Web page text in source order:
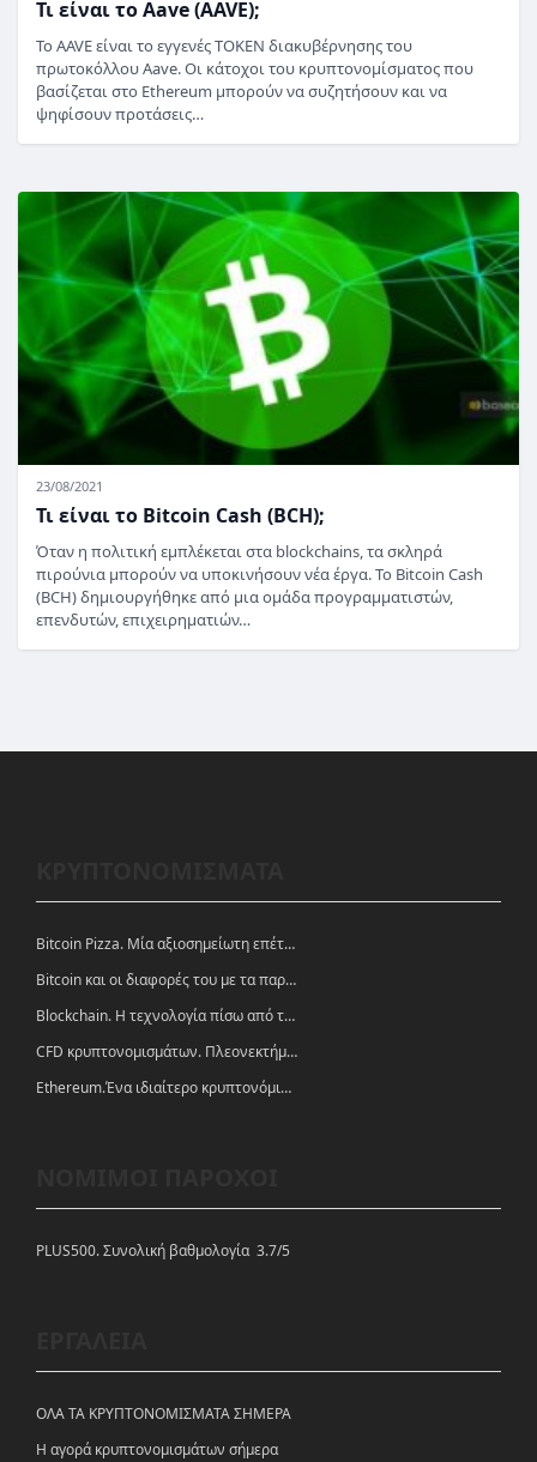
Τι είναι το Aave (AAVE);
Το AAVE είναι το εγγενές TOKEN διακυβέρνησης του
πρωτοκόλλου Aave. Οι κάτοχοι του κρυπτονομίσματος που
βασίζεται στο Ethereum μπορούν να συζητήσουν και να
ψηφίσουν προτάσεις…
23/08/2021
Τι είναι το Bitcoin Cash (BCH);
Όταν η πολιτική εμπλέκεται στα blockchains, τα σκληρά
πιρούνια μπορούν να υποκινήσουν νέα έργα. Το Bitcoin Cash
(BCH) δημιουργήθηκε από μια ομάδα προγραμματιστών,
επενδυτών, επιχειρηματιών…
Bitcoin Pizza. Μία αξιοσημείωτη επέτειος.
Bitcoin και οι διαφορές του με τα παραδοσιακά νομίσματα
Blockchain. Η τεχνολογία πίσω από τα κρυπτονομίσματα
CFD κρυπτονομισμάτων. Πλεονεκτήματα και ευκαιρίες
Ethereum.Ένα ιδιαίτερο κρυπτονόμισμα-πλατφόρμα
PLUS500. Συνολική βαθμολογία 3.7/5
ΟΛΑ ΤΑ ΚΡΥΠΤΟΝΟΜΙΣΜΑΤΑ ΣΗΜΕΡΑ
Η αγορά κρυπτονομισμάτων σήμερα